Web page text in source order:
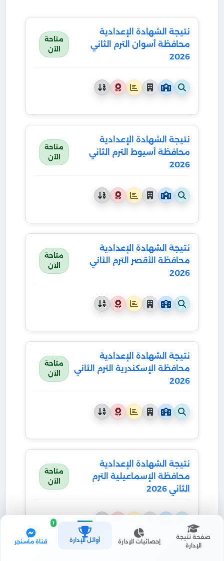
صفحة نتيجة
الإدارة
إحصائيات الإدارة أوائل الإدارة قناة ماسنجر
1
نتيجة الشهادة الإعدادية
محافظة أسوان الترم الثاني
2026
متاحة
الآن
نتيجة الشهادة الإعدادية
محافظة أسيوط الترم الثاني
2026
متاحة
الآن
نتيجة الشهادة الإعدادية
محافظة الأقصر الترم الثاني
2026
متاحة
الآن
نتيجة الشهادة الإعدادية
محافظة الإسكندرية الترم الثاني
2026
متاحة
الآن
نتيجة الشهادة الإعدادية
محافظة الإسماعيلية الترم
الثاني 2026
متاحة
الآن